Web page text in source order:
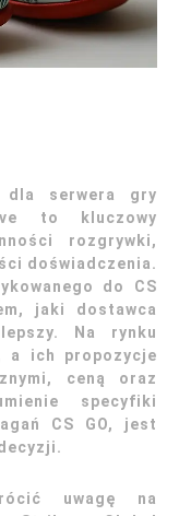
dla serwera gry
to kluczowy
rozgrywki,
doświadczenia.
do CS
jaki dostawca
Na rynku
a ich propozycje
ceną oraz
specyfiki
CS GO, jest
uwagę na